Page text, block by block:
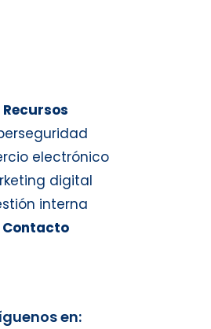
Recursos
electrónico
digital
interna
Contacto
en: